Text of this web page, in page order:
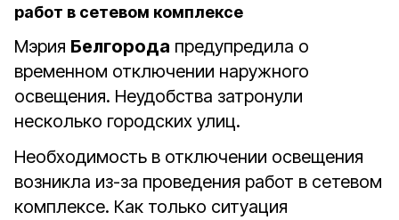
работ в сетевом комплексе
Мэрия Белгорода предупредила о
временном отключении наружного
освещения. Неудобства затронули
несколько городских улиц.
Необходимость в отключении освещения
возникла из-за проведения работ в сетевом
комплексе. Как только ситуация